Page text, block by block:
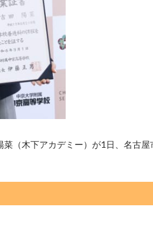
菜（木下アカデミー）が1日、名古